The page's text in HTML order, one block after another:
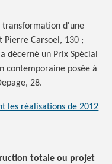
d'une
PierreCarsoel, 130 ;
décerné un Prix Spécial
contemporaine posée à
28.
les réalisations de 2012
totale ou projet